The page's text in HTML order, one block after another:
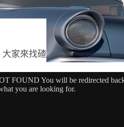
大家來找碴